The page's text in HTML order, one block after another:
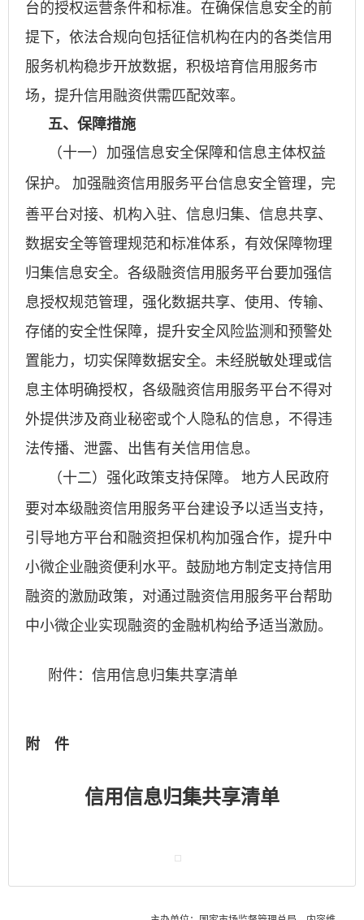
台的授权运营条件和标准。在确保信息安全的前
提下，依法合规向包括征信机构在内的各类信用
服务机构稳步开放数据，积极培育信用服务市
场，提升信用融资供需匹配效率。
五、保障措施
（十一）加强信息安全保障和信息主体权益
保护。
加强融资信用服务平台信息安全管理，完
善平台对接、机构入驻、信息归集、信息共享、
数据安全等管理规范和标准体系，有效保障物理
归集信息安全。各级融资信用服务平台要加强信
息授权规范管理，强化数据共享、使用、传输、
存储的安全性保障，提升安全风险监测和预警处
置能力，切实保障数据安全。未经脱敏处理或信
息主体明确授权，各级融资信用服务平台不得对
外提供涉及商业秘密或个人隐私的信息，不得违
法传播、泄露、出售有关信用信息。
（十二）强化政策支持保障。
地方人民政府
要对本级融资信用服务平台建设予以适当支持，
引导地方平台和融资担保机构加强合作，提升中
小微企业融资便利水平。鼓励地方制定支持信用
融资的激励政策，对通过融资信用服务平台帮助
中小微企业实现融资的金融机构给予适当激励。
附件：信用信息归集共享清单
附 件
信用信息归集共享清单